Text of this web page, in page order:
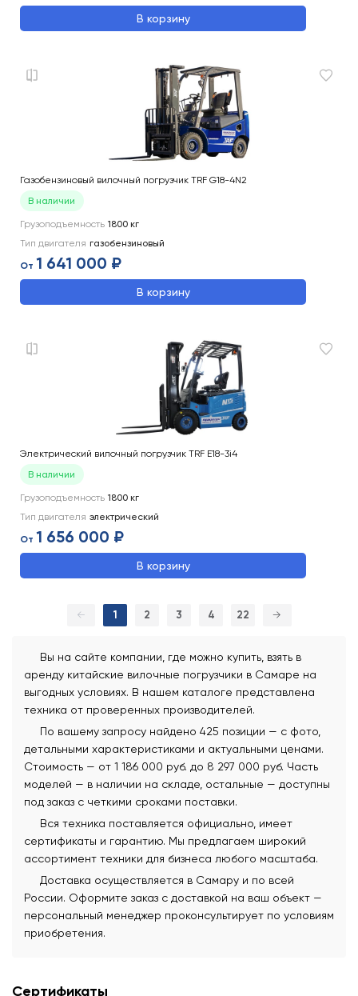
В корзину
Газобензиновый вилочный погрузчик TRF G18-4N2
В наличии
Грузоподъемность 1800 кг
Тип двигателя газобензиновый
От 1 641 000 ₽
В корзину
Электрический вилочный погрузчик TRF E18-3i4
В наличии
Грузоподъемность 1800 кг
Тип двигателя электрический
От 1 656 000 ₽
В корзину
← 1 2 3 4 22 →
Вы на сайте компании, где можно купить, взять в
аренду китайские вилочные погрузчики в Самаре на
выгодных условиях. В нашем каталоге представлена
техника от проверенных производителей.
По вашему запросу найдено 425 позиции — с фото,
детальными характеристиками и актуальными ценами.
Стоимость — от 1 186 000 руб. до 8 297 000 руб. Часть
моделей — в наличии на складе, остальные — доступны
под заказ с четкими сроками поставки.
Вся техника поставляется официально, имеет
сертификаты и гарантию. Мы предлагаем широкий
ассортимент техники для бизнеса любого масштаба.
Доставка осуществляется в Самару и по всей
России. Оформите заказ с доставкой на ваш объект —
персональный менеджер проконсультирует по условиям
приобретения.
Сертификаты